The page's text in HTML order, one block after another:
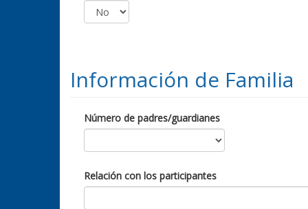
Información de Familia
Número de padres/guardianes
Relación con los participantes